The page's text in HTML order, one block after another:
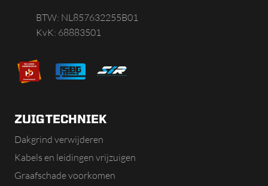
BTW: NL857632255B01
KvK: 68883501
ZUIGTECHNIEK
Dakgrind verwijderen
Kabels en leidingen vrijzuigen
Graafschade voorkomen